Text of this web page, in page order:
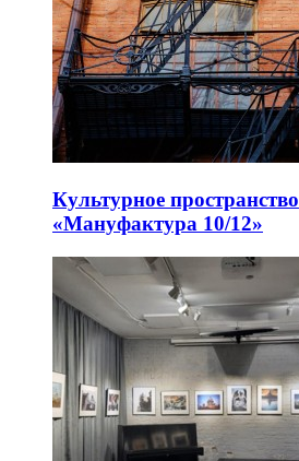
Культурное пространство
«Мануфактура 10/12»